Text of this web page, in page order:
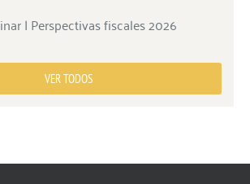
| Perspectivas fiscales 2026
VER TODOS